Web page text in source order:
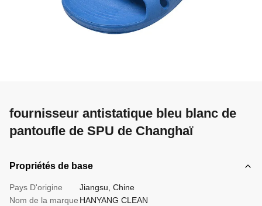
fournisseur antistatique bleu blanc de
pantoufle de SPU de Changhaï
Propriétés de base
Pays D'origine
Jiangsu, Chine
Nom de la marque HANYANG CLEAN